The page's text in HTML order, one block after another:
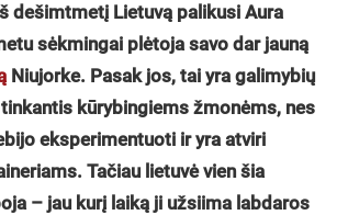
dešimtmetį Lietuvą palikusi Aura
sėkmingai plėtoja savo dar jauną
Niujorke. Pasak jos, tai yra galimybių
kūrybingiems žmonėms, nes
eksperimentuoti ir yra atviri
Tačiau lietuvė vien šia
– jau kurį laiką ji užsiima labdaros